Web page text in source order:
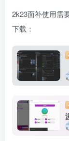
2k23面补使用需
下载：